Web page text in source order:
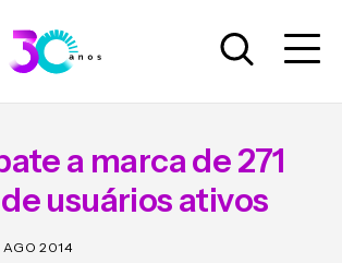
a marca de 271
usuários ativos
AGO 2014